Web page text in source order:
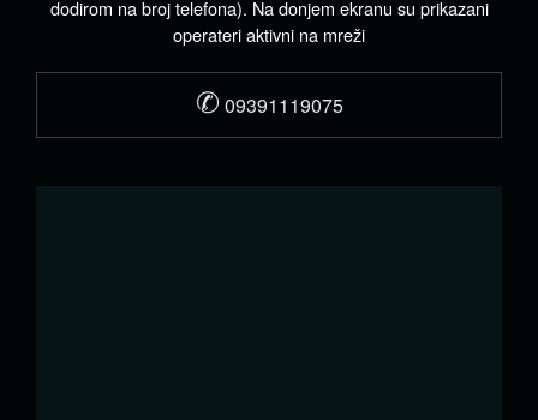
dodirom na broj telefona). Na donjem ekranu su prikazani
operateri aktivni na mreži
✆ 09391119075